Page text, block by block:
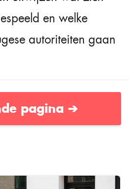
en welke
autoriteiten gaan
pagina ➔